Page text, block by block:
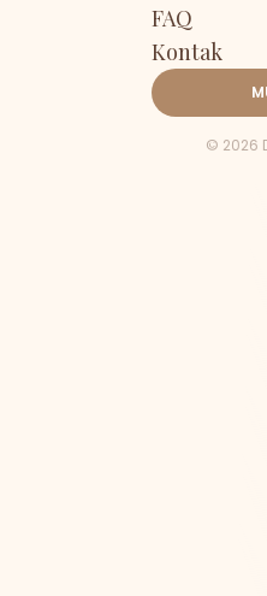
FAQ
Kontak
© 2026